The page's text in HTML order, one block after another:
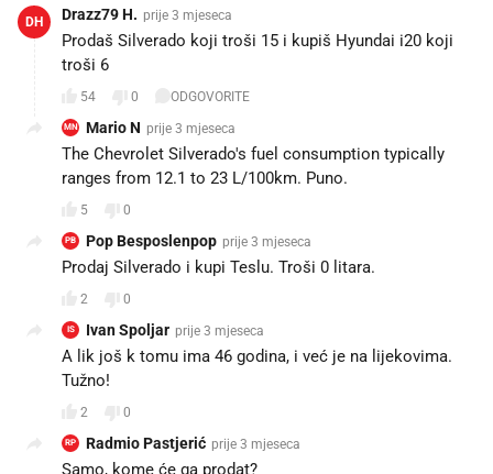
DH Drazz79 H. prije 3 mjeseca
Prodaš Silverado koji troši 15 i kupiš Hyundai i20 koji
troši 6
54 0 ODGOVORITE
MN Mario N prije 3 mjeseca
The Chevrolet Silverado's fuel consumption typically
ranges from 12.1 to 23 L/100km. Puno.
5 0
PB Pop Besposlenpop prije 3 mjeseca
Prodaj Silverado i kupi Teslu. Troši 0 litara.
2 0
IS Ivan Spoljar prije 3 mjeseca
A lik još k tomu ima 46 godina, i već je na lijekovima.
Tužno!
2 0
RP Radmio Pastjerić prije 3 mjeseca
Samo, kome će ga prodat?